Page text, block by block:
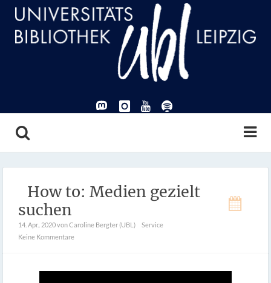
How to: Medien gezielt
suchen
14. Apr.. 2020von Caroline Bergter (UBL)
Service
Keine Kommentare